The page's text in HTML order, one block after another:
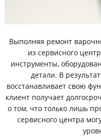
Выполняя ремонт
из сервисного
инструменты,
детали. В
восстанавливает свою
клиент получает
о том, что только лишь
сервисного центра